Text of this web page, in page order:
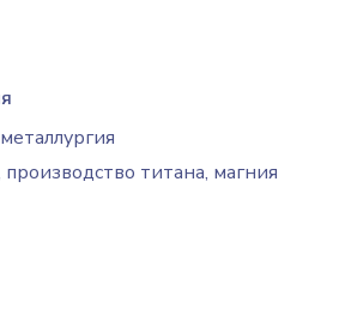
титана, магния